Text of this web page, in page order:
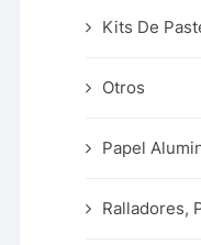
Kits De
Otros
Papel
Ralladores,